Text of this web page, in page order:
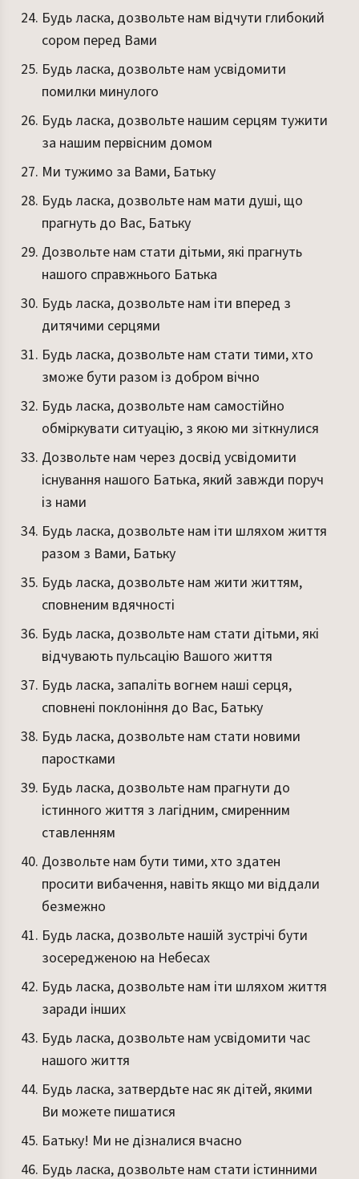
Будь ласка, дозвольте нам відчути глибокий
сором перед Вами
Будь ласка, дозвольте нам усвідомити
помилки минулого
Будь ласка, дозвольте нашим серцям тужити
за нашим первісним домом
Ми тужимо за Вами, Батьку
Будь ласка, дозвольте нам мати душі, що
прагнуть до Вас, Батьку
Дозвольте нам стати дітьми, які прагнуть
нашого справжнього Батька
Будь ласка, дозвольте нам іти вперед з
дитячими серцями
Будь ласка, дозвольте нам стати тими, хто
зможе бути разом із добром вічно
Будь ласка, дозвольте нам самостійно
обміркувати ситуацію, з якою ми зіткнулися
Дозвольте нам через досвід усвідомити
існування нашого Батька, який завжди поруч
із нами
Будь ласка, дозвольте нам іти шляхом життя
разом з Вами, Батьку
Будь ласка, дозвольте нам жити життям,
сповненим вдячності
Будь ласка, дозвольте нам стати дітьми, які
відчувають пульсацію Вашого життя
Будь ласка, запаліть вогнем наші серця,
сповнені поклоніння до Вас, Батьку
Будь ласка, дозвольте нам стати новими
паростками
Будь ласка, дозвольте нам прагнути до
істинного життя з лагідним, смиренним
ставленням
Дозвольте нам бути тими, хто здатен
просити вибачення, навіть якщо ми віддали
безмежно
Будь ласка, дозвольте нашій зустрічі бути
зосередженою на Небесах
Будь ласка, дозвольте нам іти шляхом життя
заради інших
Будь ласка, дозвольте нам усвідомити час
нашого життя
Будь ласка, затвердьте нас як дітей, якими
Ви можете пишатися
Батьку! Ми не дізналися вчасно
Будь ласка, дозвольте нам стати істинними